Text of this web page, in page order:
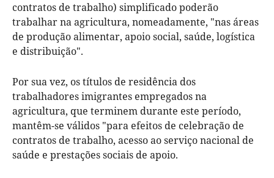
contratos de trabalho) simplificado poderão
trabalhar na agricultura, nomeadamente, "nas áreas
de produção alimentar, apoio social, saúde, logística
e distribuição".
Por sua vez, os títulos de residência dos
trabalhadores imigrantes empregados na
agricultura, que terminem durante este período,
mantêm-se válidos "para efeitos de celebração de
contratos de trabalho, acesso ao serviço nacional de
saúde e prestações sociais de apoio.